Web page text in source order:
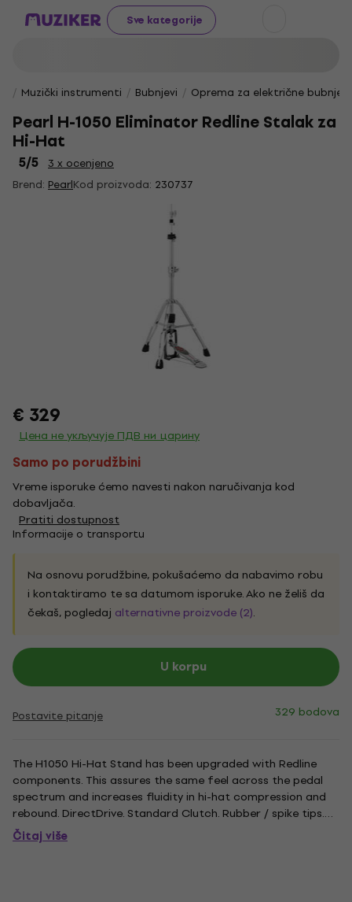
Sve kategorije
Muzički instrumenti Bubnjevi Oprema za električne
Pearl H-1050 Eliminator Redline Stalak za
Hi-Hat
5/5
3 x ocenjeno
Brend: PearlKod proizvoda: 230737
€ 329
Цена не укључује ПДВ ни царину
Samo po porudžbini
Vreme isporuke ćemo navesti nakon naručivanja kod
dobavljača.
Pratiti dostupnost
Informacije o transportu
Na osnovu porudžbine, pokušaćemo da nabavimo robu
i kontaktiramo te sa datumom isporuke. Ako ne želiš da
čekaš, pogledaj alternativne proizvode (2).
U korpu
Postavite pitanje 329 bodova
The H1050 Hi-Hat Stand has been upgraded with Redline
components. This assures the same feel across the pedal
spectrum and increases fluidity in hi-hat compression and
rebound. DirectDrive. Standard Clutch. Rubber / spike tips.
Spring Dial.
Čitaj više